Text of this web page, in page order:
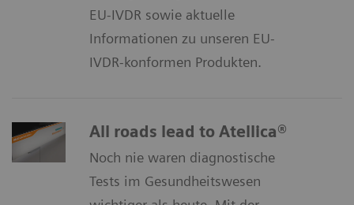
EU-IVDR sowie aktuelle
Informationen zu unseren EU-
IVDR-konformen Produkten.
All roads lead to Atellica®
Noch nie waren diagnostische
Tests im Gesundheitswesen